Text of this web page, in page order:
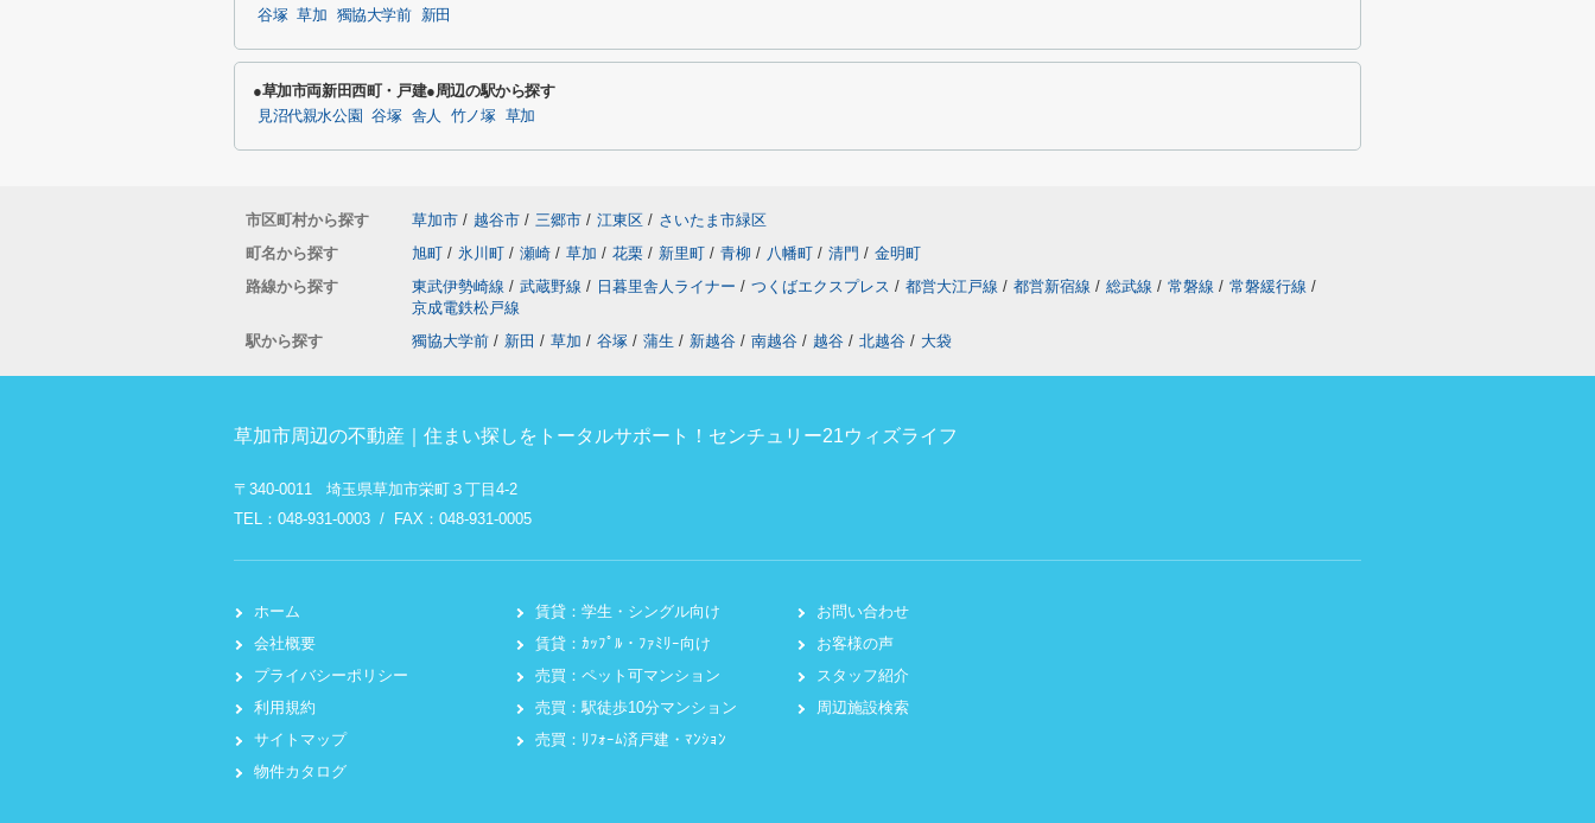
谷塚 草加 獨協大学前 新田
●草加市両新田西町・戸建●周辺の駅から探す
見沼代親水公園 谷塚 舎人 竹ノ塚 草加
市区町村から探す 草加市 / 越谷市 / 三郷市 / 江東区 / さいたま市緑区
町名から探す
旭町 / 氷川町 / 瀬崎 / 草加 / 花栗 / 新里町 / 青柳 / 八幡町 / 清門 / 金明町
路線から探す
東武伊勢崎線 / 武蔵野線 / 日暮里舎人ライナー / つくばエクスプレス / 都営大江戸線 / 都営新宿線 / 総武線 / 常磐線 / 常磐緩行線 /
京成電鉄松戸線
駅から探す
獨協大学前 / 新田 / 草加 / 谷塚 / 蒲生 / 新越谷 / 南越谷 / 越谷 / 北越谷 / 大袋
草加市周辺の不動産｜住まい探しをトータルサポート！センチュリー21ウィズライフ
〒340-0011 埼玉県草加市栄町３丁目4-2
TEL：048-931-0003 / FAX：048-931-0005
ホーム
会社概要
プライバシーポリシー
利用規約
サイトマップ
物件カタログ
賃貸：学生・シングル向け
賃貸：ｶｯﾌﾟﾙ・ﾌｧﾐﾘｰ向け
売買：ペット可マンション
売買：駅徒歩10分マンション
売買：ﾘﾌｫｰﾑ済戸建・ﾏﾝｼｮﾝ
お問い合わせ
お客様の声
スタッフ紹介
周辺施設検索